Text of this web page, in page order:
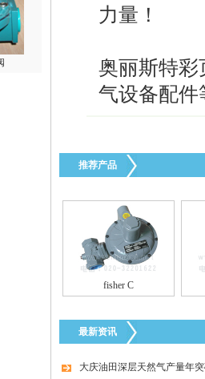
力量！
奥丽斯特彩
气设备配件
推荐产品
fisher C
最新资讯
大庆油田深层天然气产量年